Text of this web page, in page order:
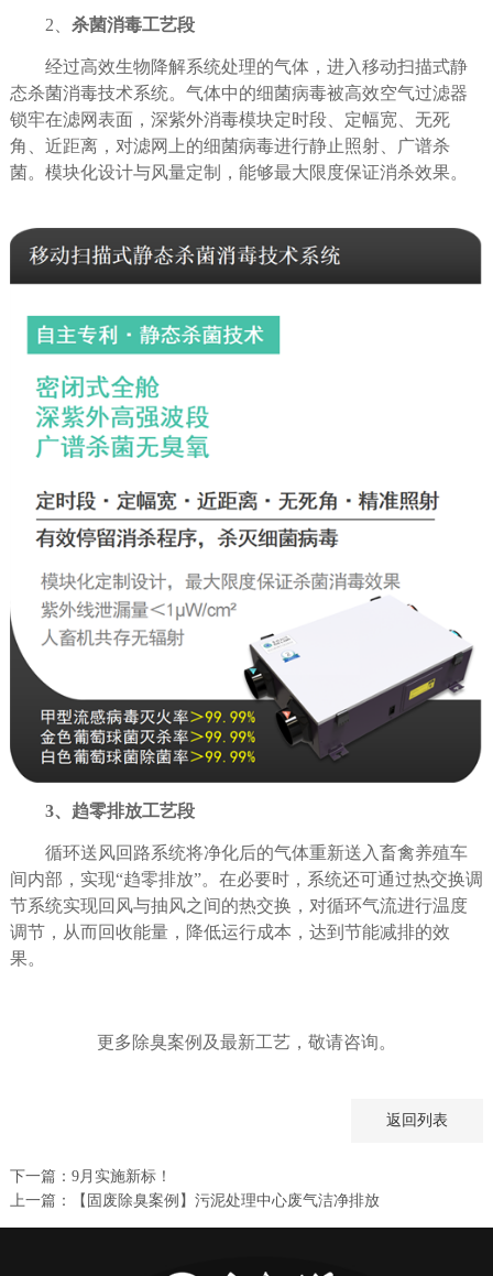
2、杀菌消毒工艺段
经过高效生物降解系统处理的气体，进入移动扫描式静
态杀菌消毒技术系统。气体中的细菌病毒被高效空气过滤器
锁牢在滤网表面，深紫外消毒模块定时段、定幅宽、无死
角、近距离，对滤网上的细菌病毒进行静止照射、广谱杀
菌。模块化设计与风量定制，能够最大限度保证消杀效果。
3、趋零排放工艺段
循环送风回路系统将净化后的气体重新送入畜禽养殖车
间内部，实现“趋零排放”。在必要时，系统还可通过热交换调
节系统实现回风与抽风之间的热交换，对循环气流进行温度
调节，从而回收能量，降低运行成本，达到节能减排的效
果。
更多除臭案例及最新工艺 ， 敬请咨询。
返回列表
下一篇：9月实施新标！
上一篇：【固废除臭案例】污泥处理中心废气洁净排放